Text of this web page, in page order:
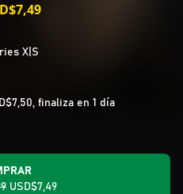
X|S
finaliza en 1 día
USD$7,49